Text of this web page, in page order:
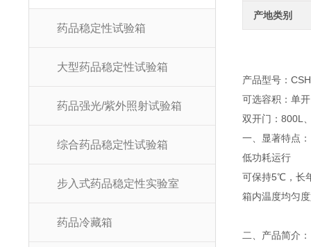
药品稳定性试验箱
大型药品稳定性试验箱
药品强光/紫外照射试验箱
综合药品稳定性试验箱
步入式药品稳定性实验室
药品冷藏箱
产地类别
产品型号：
可选容积：单
双开门：800L
一、显著特点：
低功耗运行
可保持5℃，长
箱内温度均匀
二、产品简介：